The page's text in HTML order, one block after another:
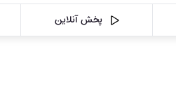
پخش آنلاین